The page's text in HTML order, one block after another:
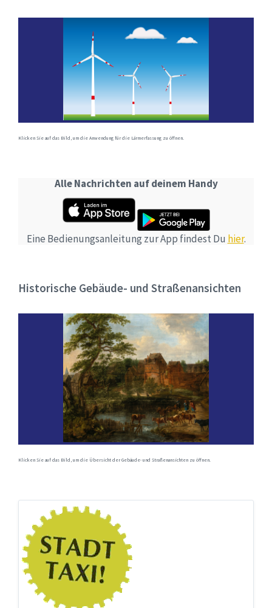
Klicken Sie auf das Bild, um die Anwendung für die Lärmerfassung zu öffnen.
Alle Nachrichten auf deinem Handy
Eine Bedienungsanleitung zur App findest Du hier.
Historische Gebäude- und Straßenansichten
Klicken Sie auf das Bild, um die Übersicht der Gebäude- und Straßenansichten zu öffnen.